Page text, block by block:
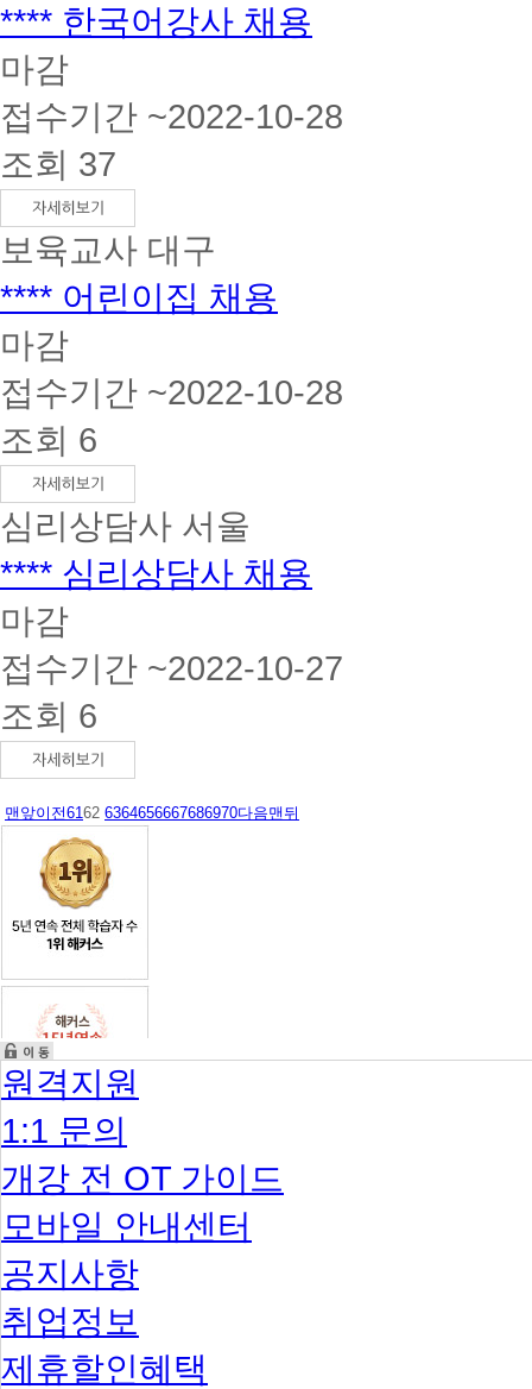
**** 한국어강사 채용
마감
접수기간 ~2022-10-28
조회 37
보육교사 대구
**** 어린이집 채용
마감
접수기간 ~2022-10-28
조회 6
심리상담사 서울
**** 심리상담사 채용
마감
접수기간 ~2022-10-27
조회 6
맨앞이전6162 6364656667686970다음맨뒤
원격지원
1:1 문의
개강 전 OT 가이드
모바일 안내센터
공지사항
취업정보
제휴할인혜택